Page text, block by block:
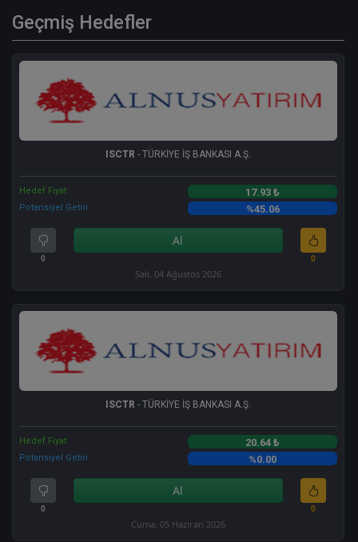
Geçmiş Hedefler
ISCTR - TÜRKİYE İŞ BANKASI A.Ş.
Hedef Fiyat 17.93 ₺
Potansiyel Getiri %45.06
0
Al
0
Salı, 04 Ağustos 2026
ISCTR - TÜRKİYE İŞ BANKASI A.Ş.
Hedef Fiyat 20.64 ₺
Potansiyel Getiri %0.00
0
Al
0
Cuma, 05 Haziran 2026